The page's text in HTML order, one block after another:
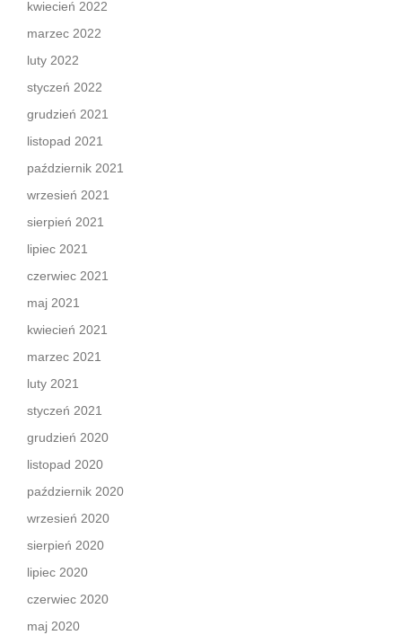
kwiecień 2022
marzec 2022
luty 2022
styczeń 2022
grudzień 2021
listopad 2021
październik 2021
wrzesień 2021
sierpień 2021
lipiec 2021
czerwiec 2021
maj 2021
kwiecień 2021
marzec 2021
luty 2021
styczeń 2021
grudzień 2020
listopad 2020
październik 2020
wrzesień 2020
sierpień 2020
lipiec 2020
czerwiec 2020
maj 2020